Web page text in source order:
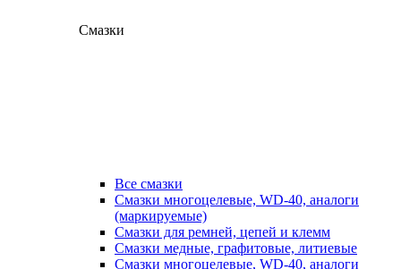
Смазки
Все смазки
Смазки многоцелевые, WD-40, аналоги
(маркируемые)
Смазки для ремней, цепей и клемм
Смазки медные, графитовые, литиевые
Смазки многоцелевые, WD-40, аналоги